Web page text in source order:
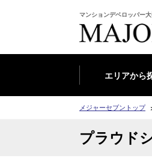
マンションデベロッパー
エリアから
メジャーセブントップ
プラウド